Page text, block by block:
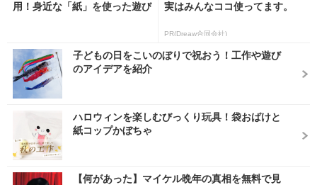
用！身近な「紙」を使った遊び
実はみんなココ使ってます。
PR(Dreaw合同会社)
子どもの日をこいのぼりで祝おう！工作や遊び
のアイデアを紹介
ハロウィンを楽しむびっくり玩具！袋おばけと
紙コップかぼちゃ
【何があった】マイケル晩年の真相を無料で見